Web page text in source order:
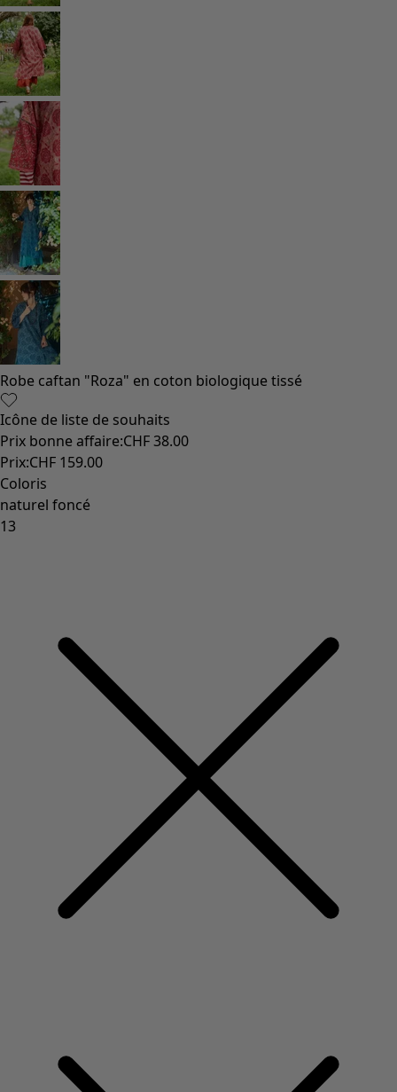
Robe caftan "Roza" en coton biologique tissé
Icône de liste de souhaits
Prix bonne affaire:CHF 38.00
Prix:CHF 159.00
Coloris
naturel foncé
13